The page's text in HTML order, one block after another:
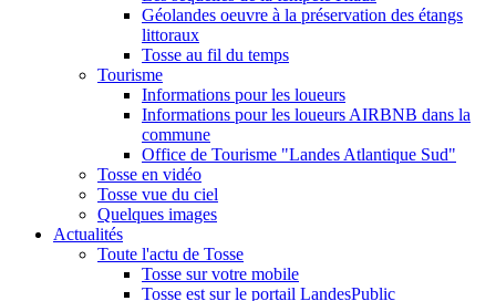
Géolandes oeuvre à la préservation des étangs
littoraux
Tosse au fil du temps
Tourisme
Informations pour les loueurs
Informations pour les loueurs AIRBNB dans la
commune
Office de Tourisme "Landes Atlantique Sud"
Tosse en vidéo
Tosse vue du ciel
Quelques images
Actualités
Toute l'actu de Tosse
Tosse sur votre mobile
Tosse est sur le portail LandesPublic